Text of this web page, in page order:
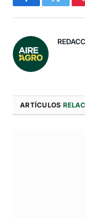
FacebookTwitter
ARTÍCULOS